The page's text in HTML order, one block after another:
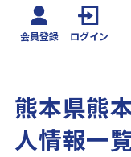
会員登録 ログイン
熊本県熊
人情報一